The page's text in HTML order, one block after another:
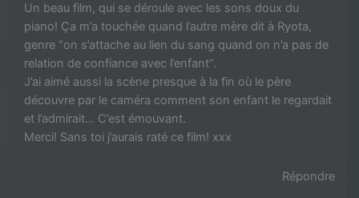
Un beau film, qui se déroule avec les sons doux du
piano! Ça m’a touchée quand l’autre mère dit à Ryota,
genre “on s’attache au lien du sang quand on n’a pas de
relation de confiance avec l’enfant”.
J’ai aimé aussi la scène presque à la fin où le père
découvre par le caméra comment son enfant le regardait
et l’admirait… C’est émouvant.
Merci! Sans toi j’aurais raté ce film! xxx
Répondre